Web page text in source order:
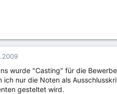
wurde "Casting" für die
ich nur die Noten als
gesteltet wird.